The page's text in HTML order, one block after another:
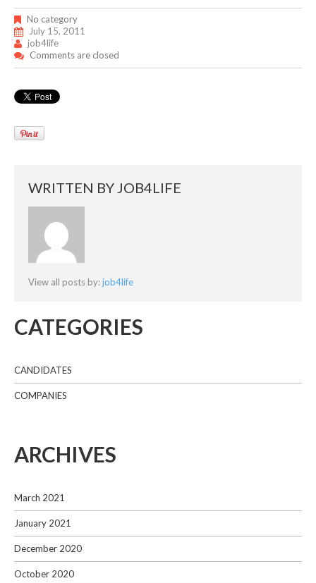
No category
July 15, 2011
job4life
Comments are closed
WRITTEN BYJOB4LIFE
View all posts by:job4life
CATEGORIES
CANDIDATES
COMPANIES
ARCHIVES
March 2021
January 2021
December 2020
October 2020